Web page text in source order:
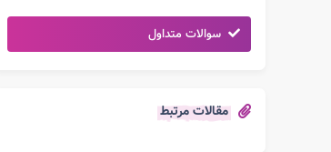
سوالات متداول
مقالات مرتبط